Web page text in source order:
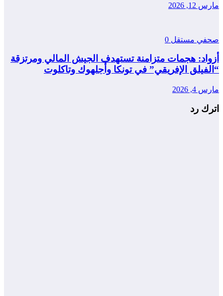
مارس 12, 2026
صحفي مستقل 0
أزواد: هجمات متزامنة تستهدف الجيش المالي ومرتزقة
“الفيلق الإفريقي” في تونكا وأجلهوك وتاكلوت
مارس 4, 2026
اترك رد